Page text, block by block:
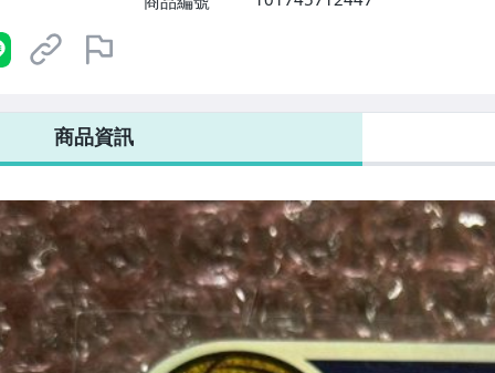
商品資訊